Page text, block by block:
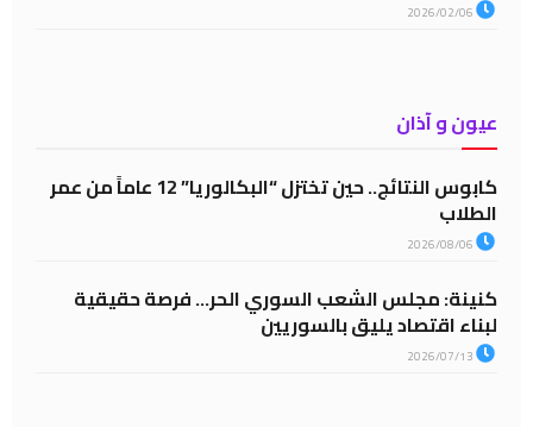
عيون و آذان
كابوس النتائج.. حين تختزل “البكالوريا” 12 عاماً من عمر
الطلاب
كنينة: مجلس الشعب السوري الحر… فرصة حقيقية
لبناء اقتصاد يليق بالسوريين